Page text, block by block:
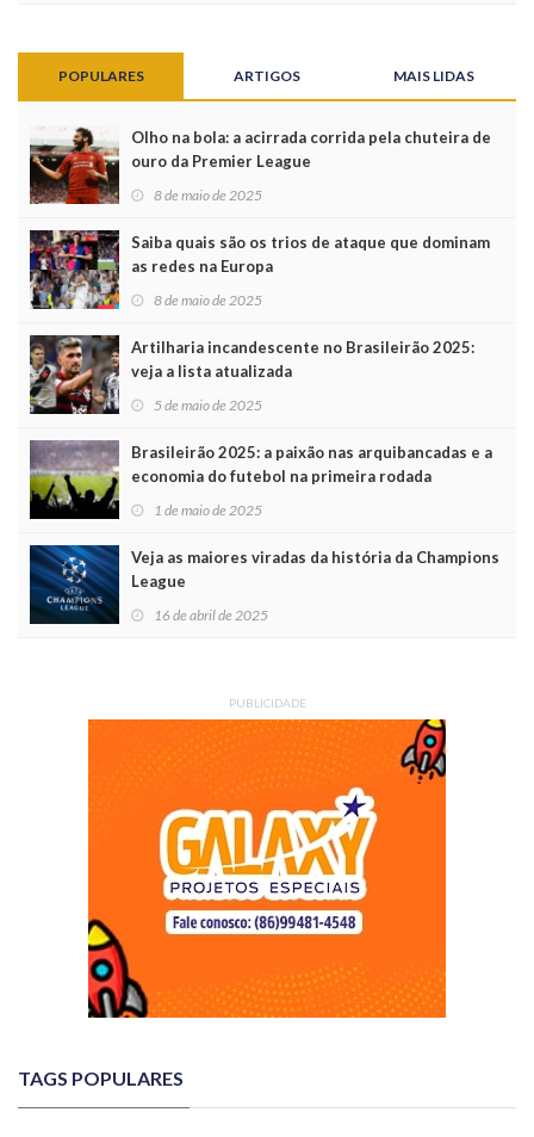
POPULARES ARTIGOS MAIS LIDAS
Olho na bola: a acirrada corrida pela chuteira de
ouro da Premier League
8 de maio de 2025
Saiba quais são os trios de ataque que dominam
as redes na Europa
8 de maio de 2025
Artilharia incandescente no Brasileirão 2025:
veja a lista atualizada
5 de maio de 2025
Brasileirão 2025: a paixão nas arquibancadas e a
economia do futebol na primeira rodada
1 de maio de 2025
Veja as maiores viradas da história da Champions
League
16 de abril de 2025
PUBLICIDADE
TAGS POPULARES